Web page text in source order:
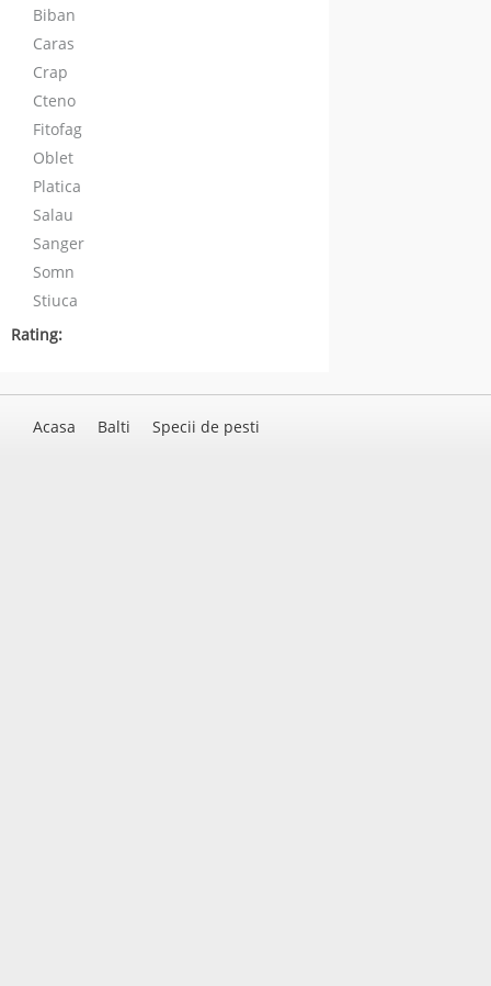
Biban
Caras
Crap
Cteno
Fitofag
Oblet
Platica
Salau
Sanger
Somn
Stiuca
Rating:
Acasa Balti Specii de pesti